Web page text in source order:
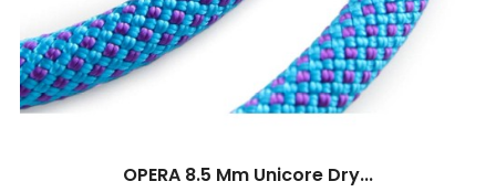
OPERA 8.5 Mm Unicore Dry...